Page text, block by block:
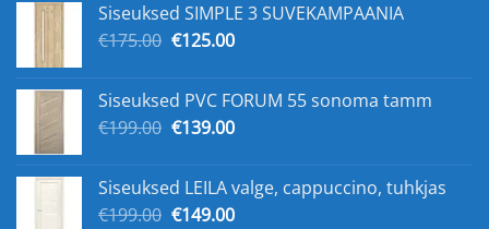
€159.00.€109.00.
Siseuksed SIMPLE 3 SUVEKAMPAANIA
€175.00 Algne
€175.00.
€125.00Praegune
€125.00.
Siseuksed PVC FORUM 55 sonoma tamm
€199.00 Algne
€199.00.
€139.00Praegune
€139.00.
Siseuksed LEILA valge, cappuccino, tuhkjas
€199.00 Algne
€149.00Praegune